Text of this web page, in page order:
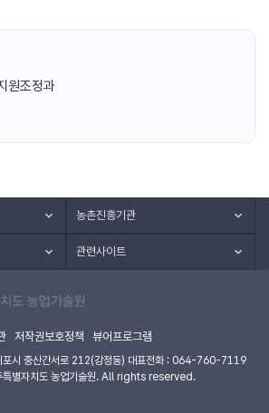
원조정과
농촌진흥기관
관련사이트
저작권보호정책 뷰어프로그램
포시 중산간서로 212(강정동) 대표전화 : 064-760-7119
별자치도 농업기술원. All rights reserved.